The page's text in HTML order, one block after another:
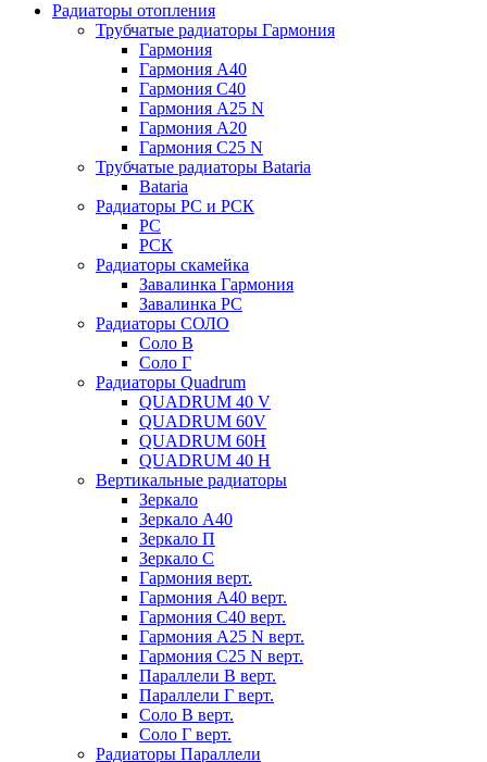
Радиаторы отопления
Трубчатые радиаторы Гармония
Гармония
Гармония А40
Гармония С40
Гармония А25 N
Гармония А20
Гармония С25 N
Трубчатые радиаторы Bataria
Bataria
Радиаторы РС и РСК
РС
РСК
Радиаторы скамейка
Завалинка Гармония
Завалинка РС
Радиаторы СОЛО
Соло В
Соло Г
Радиаторы Quadrum
QUADRUM 40 V
QUADRUM 60V
QUADRUM 60H
QUADRUM 40 H
Вертикальные радиаторы
Зеркало
Зеркало А40
Зеркало П
Зеркало С
Гармония верт.
Гармония А40 верт.
Гармония С40 верт.
Гармония А25 N верт.
Гармония С25 N верт.
Параллели В верт.
Параллели Г верт.
Соло В верт.
Соло Г верт.
Радиаторы Параллели